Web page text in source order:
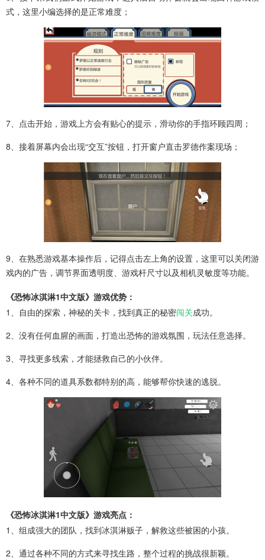
式，这里小编选择的是正常难度；
7、点击开始，游戏上方会有贴心的提示，滑动你的手指环顾四周；
8、接着屏幕内会出现“交互”按钮，打开窗户直击罗德作案现场；
9、在熟悉游戏基本操作后，记得点击左上角的设置，这里可以关闭游
戏内的广告，调节界面透明度、游戏杆尺寸以及相机灵敏度等功能。
《恐怖冰淇淋1中文版》游戏优势：
1、自由的探索，神秘的关卡，找到真正的秘密闯关成功。
2、没有任何血腥的画面，打造出恐怖的游戏氛围，玩法任意选择。
3、寻找更多线索，才能拯救自己的小伙伴。
4、各种不同的道具系数都特别的高，能够帮你快速的逃脱。
《恐怖冰淇淋1中文版》游戏亮点：
1、组成强大的团队，找到冰淇淋贩子，解救这些被困的小孩。
2、通过各种不同的方式来寻找生路，整个过程的挑战很新颖。